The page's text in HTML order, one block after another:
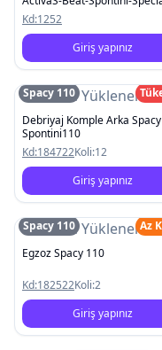
Pleasure
Kd:1252
Giriş yapınız
Resim
Spacy 110
Debriyaj Komple Arka
Spontini110
Kd:184722Koli:12
Giriş yapınız
Resim
Spacy 110
Az
Egzoz Spacy 110
Kd:182522Koli:2
Giriş yapınız